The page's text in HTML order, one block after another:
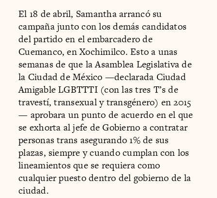
El 18 de abril, Samantha arrancó su
campaña junto con los demás candidatos
del partido en el embarcadero de
Cuemanco, en Xochimilco. Esto a unas
semanas de que la Asamblea Legislativa de
la Ciudad de México —declarada Ciudad
Amigable LGBTTTI (con las tres T’s de
travestí, transexual y transgénero) en 2015
— aprobara un punto de acuerdo en el que
se exhorta al jefe de Gobierno a contratar
personas trans asegurando 1% de sus
plazas, siempre y cuando cumplan con los
lineamientos que se requiera como
cualquier puesto dentro del gobierno de la
ciudad.